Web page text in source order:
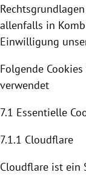
allenfalls in
Einwilligung
Folgende Cookies
verwendet
7.1 Essentielle
7.1.1 Cloudflare
Cloudflare ist ein